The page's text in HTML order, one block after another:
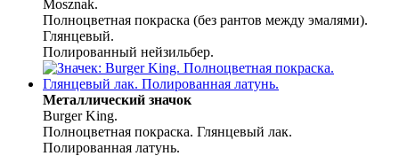
Mosznak.
Полноцветная покраска (без рантов между эмалями).
Глянцевый.
Полированный нейзильбер.
Металлический значок
Burger King.
Полноцветная покраска. Глянцевый лак.
Полированная латунь.